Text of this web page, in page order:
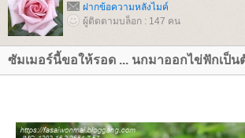
ฝากข้อความหลังไมค์
ผู้ติดตามบล็อก : 147 คน
ซัมเมอร์นี้ขอให้รอด ... นกมาออกไข่ฟักเป็น